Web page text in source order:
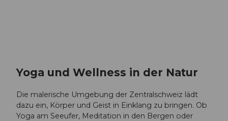
Yoga und Wellness in der Natur
Die malerische Umgebung der Zentralschweiz lädt
dazu ein, Körper und Geist in Einklang zu bringen. Ob
Yoga am Seeufer, Meditation in den Bergen oder